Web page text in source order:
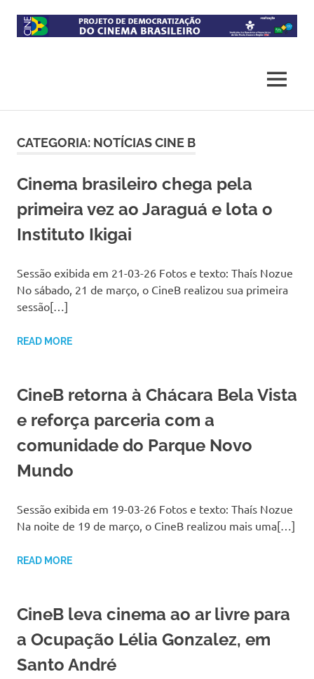
content
brasileiro
MENU
CATEGORIA: NOTÍCIAS CINE B
Cinema brasileiro chega pela
primeira vez ao Jaraguá e lota o
Instituto Ikigai
Sessão exibida em 21-03-26 Fotos e texto: Thaís Nozue
No sábado, 21 de março, o CineB realizou sua primeira
sessão[…]
READ MORE
CineB retorna à Chácara Bela Vista
e reforça parceria com a
comunidade do Parque Novo
Mundo
Sessão exibida em 19-03-26 Fotos e texto: Thaís Nozue
Na noite de 19 de março, o CineB realizou mais uma[…]
READ MORE
CineB leva cinema ao ar livre para
a Ocupação Lélia Gonzalez, em
Santo André